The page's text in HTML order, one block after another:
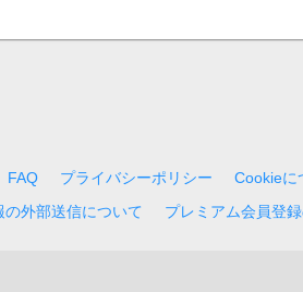
FAQ プライバシーポリシー
Cookieに
の外部送信について プレミアム会員登